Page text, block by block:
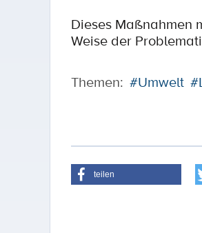
Dieses Maßnahmen
Weise der
Themen: #Umwelt
teilen